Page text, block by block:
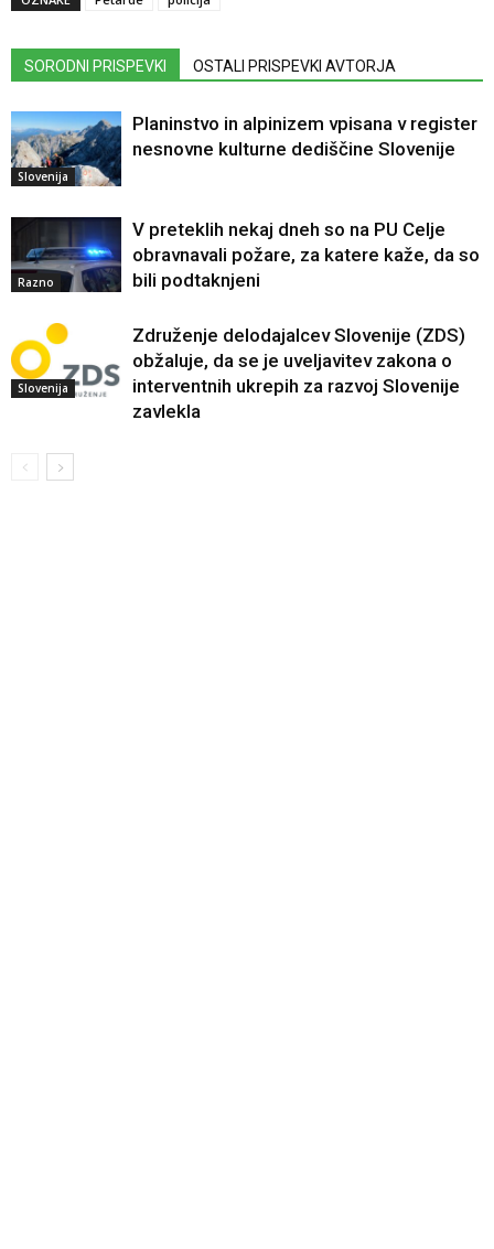
SORODNI PRISPEVKI OSTALI PRISPEVKI AVTORJA
Slovenija
Planinstvo in alpinizem vpisana v register
nesnovne kulturne dediščine Slovenije
Razno
V preteklih nekaj dneh so na PU Celje
obravnavali požare, za katere kaže, da so
bili podtaknjeni
Slovenija
Združenje delodajalcev Slovenije (ZDS)
obžaluje, da se je uveljavitev zakona o
interventnih ukrepih za razvoj Slovenije
zavlekla